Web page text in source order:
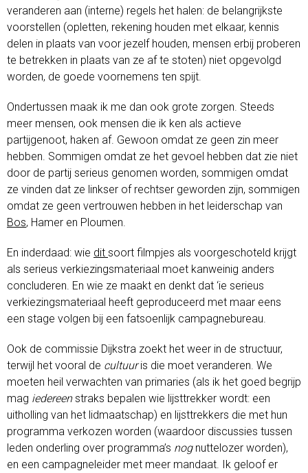
veranderen aan (interne) regels het halen: de belangrijkste
voorstellen (opletten, rekening houden met elkaar, kennis
delen in plaats van voor jezelf houden, mensen erbij proberen
te betrekken in plaats van ze af te stoten) niet opgevolgd
worden, de goede voornemens ten spijt.
Ondertussen maak ik me dan ook grote zorgen. Steeds
meer mensen, ook mensen die ik ken als actieve
partijgenoot, haken af. Gewoon omdat ze geen zin meer
hebben. Sommigen omdat ze het gevoel hebben dat zie niet
door de partij serieus genomen worden, sommigen omdat
ze vinden dat ze linkser of rechtser geworden zijn, sommigen
omdat ze geen vertrouwen hebben in het leiderschap van
Bos, Hamer en Ploumen.
En inderdaad: wie dit soort filmpjes als voorgeschoteld krijgt
als serieus verkiezingsmateriaal moet kanweinig anders
concluderen. En wie ze maakt en denkt dat ‘ie serieus
verkiezingsmateriaal heeft geproduceerd met maar eens
een stage volgen bij een fatsoenlijk campagnebureau.
Ook de commissie Dijkstra zoekt het weer in de structuur,
terwijl het vooral de cultuuris die moet veranderen. We
moeten heil verwachten van primaries (als ik het goed begrijp
mag iedereenstraks bepalen wie lijsttrekker wordt: een
uitholling van het lidmaatschap) en lijsttrekkers die met hun
programma verkozen worden (waardoor discussies tussen
leden onderling over programma’s nognuttelozer worden),
en een campagneleider met meer mandaat. Ik geloof er